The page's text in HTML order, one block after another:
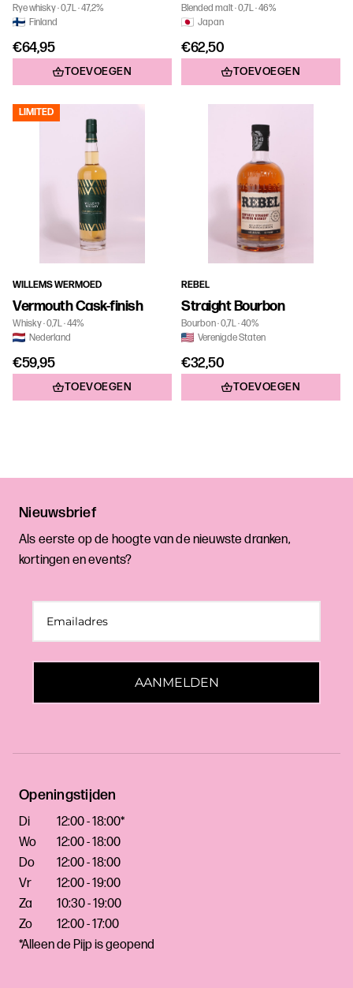
Rye whisky 0,7L 47,2%
Finland
€64,95
TOEVOEGEN
Blended malt 0,7L 46%
Japan
€62,50
TOEVOEGEN
LIMITED
WILLEMS WERMOED
Vermouth Cask-finish
Whisky 0,7L 44%
Nederland
€59,95
TOEVOEGEN
REBEL
Straight Bourbon
Bourbon 0,7L 40%
Verenigde Staten
€32,50
TOEVOEGEN
Nieuwsbrief
Als eerste op de hoogte van de nieuwste dranken,
kortingen en events?
AANMELDEN
Openingstijden
Di
12:00 - 18:00*
Wo
12:00 - 18:00
Do
12:00 - 18:00
Vr
12:00 - 19:00
Za
10:30 - 19:00
Zo
12:00 - 17:00
*Alleen de Pijp is geopend